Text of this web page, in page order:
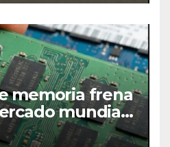
memoria frena
mundial